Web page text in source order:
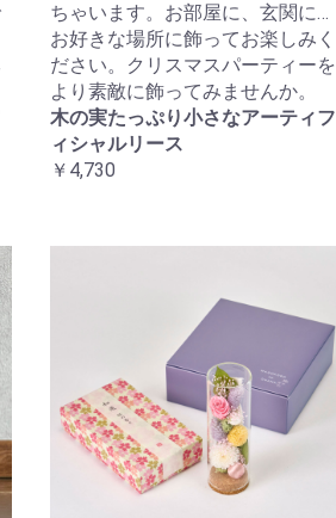
ちゃいます。お部屋に、玄関に…
お好きな場所に飾ってお楽しみく
ださい。クリスマスパーティーを
より素敵に飾ってみませんか。
木の実たっぷり小さなアーティフ
ィシャルリース
￥4,730